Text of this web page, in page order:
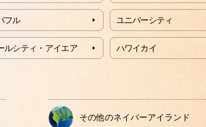
フル ユニバーシティ
ルシティ・アイエア ハワイカイ
その他のネイバーアイランド